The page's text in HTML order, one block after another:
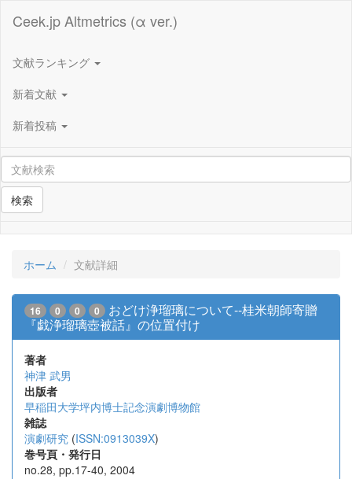
Ceek.jp Altmetrics (α ver.)
文献ランキング
新着文献
新着投稿
検索
ホーム 文献詳細
16 0 0 0
おどけ浄瑠璃について--桂米朝師寄贈
『戯浄瑠璃壺被話』の位置付け
著者
神津 武男
出版者
早稲田大学坪内博士記念演劇博物館
雑誌
演劇研究 (ISSN:0913039X)
巻号頁・発行日
no.28, pp.17-40, 2004